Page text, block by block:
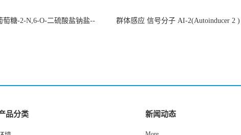
萄糖-2-N,6-O-二硫酸盐钠盐--
群体感应 信号分子 AI-2(Autoinducer 2
品分类 新闻动态